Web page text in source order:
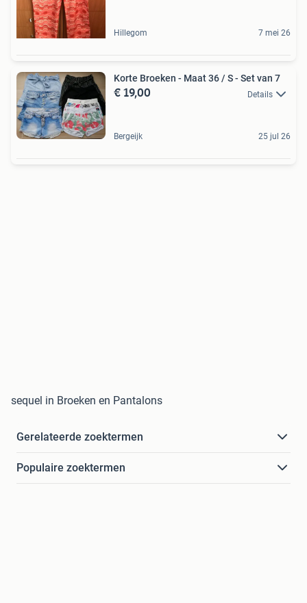
Hillegom 7 mei 26
Korte Broeken - Maat 36 / S - Set van 7
€ 19,00 Details
Bergeijk 25 jul 26
sequel in Broeken en Pantalons
Gerelateerde zoektermen
Populaire zoektermen